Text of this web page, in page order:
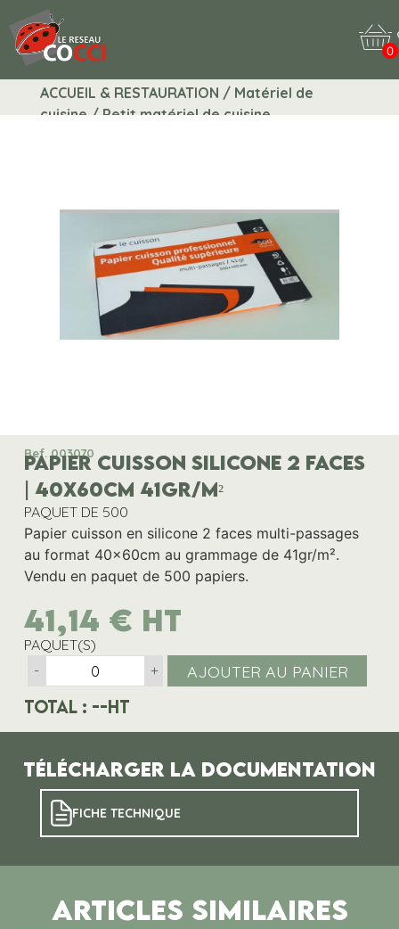
0
ACCUEIL & RESTAURATION / Matériel de
cuisine / Petit matériel de cuisine
Ref. 003070
PAPIER CUISSON SILICONE 2 FACES
| 40X60CM 41GR/M²
PAQUET DE 500
Papier cuisson en silicone 2 faces multi-passages
au format 40x60cm au grammage de 41gr/m².
Vendu en paquet de 500 papiers.
41,14 € HT
PAQUET(S)
-
+ AJOUTER AU PANIER
Total : --HT
Télécharger la documentation
FICHE TECHNIQUE
ARTICLES SIMILAIRES